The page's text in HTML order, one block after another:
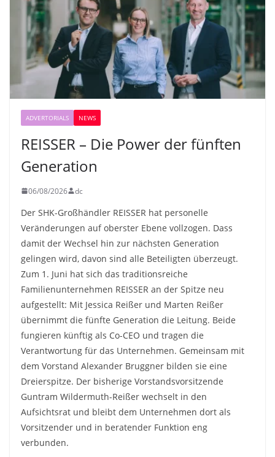
ADVERTORIALS NEWS
REISSER – Die Power der fünften
Generation
06/08/2026 dc
Der SHK-Großhändler REISSER hat personelle
Veränderungen auf oberster Ebene vollzogen. Dass
damit der Wechsel hin zur nächsten Generation
gelingen wird, davon sind alle Beteiligten überzeugt.
Zum 1. Juni hat sich das traditionsreiche
Familienunternehmen REISSER an der Spitze neu
aufgestellt: Mit Jessica Reißer und Marten Reißer
übernimmt die fünfte Generation die Leitung. Beide
fungieren künftig als Co-CEO und tragen die
Verantwortung für das Unternehmen. Gemeinsam mit
dem Vorstand Alexander Bruggner bilden sie eine
Dreierspitze. Der bisherige Vorstandsvorsitzende
Guntram Wildermuth-Reißer wechselt in den
Aufsichtsrat und bleibt dem Unternehmen dort als
Vorsitzender und in beratender Funktion eng
verbunden.